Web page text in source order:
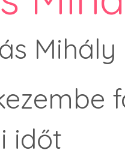
Mihály
időt